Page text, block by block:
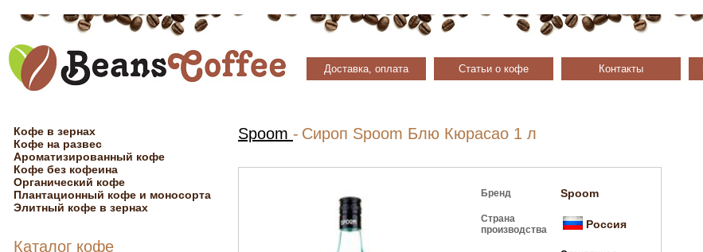
Доставка, оплата Статьи о кофе Контакты
Кофе в зернах
Кофе на развес
Ароматизированный кофе
Кофе без кофеина
Органический кофе
Плантационный кофе и моносорта
Элитный кофе в зернах
Каталог кофе
Spoom - Сироп Spoom Блю Кюрасао 1 л
Бренд Spoom
Страна
производства
Россия